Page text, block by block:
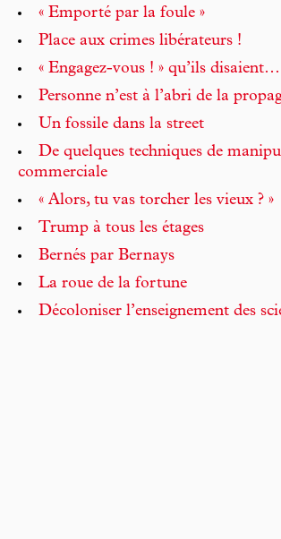
« Emporté par la foule »
Place aux crimes libérateurs !
« Engagez-vous ! » qu’ils disaient…
Personne n’est à l’abri de la
Un fossile dans la street
De quelques techniques de
commerciale
« Alors, tu vas torcher les vieux ? »
Trump à tous les étages
Bernés par Bernays
La roue de la fortune
Décoloniser l’enseignement des